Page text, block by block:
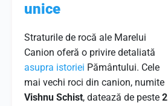
unice
Straturile de rocă ale Marelui
Canion oferă o privire detaliată
asupra istoriei Pământului. Cele
mai vechi roci din canion, numite
Vishnu Schist, datează de peste 2